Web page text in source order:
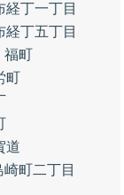
経丁一丁目
経丁五丁目
福町
町
道
崎町二丁目